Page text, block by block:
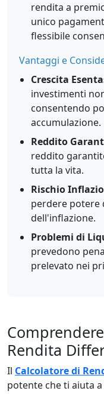
rendita a
unico
flessibile
Vantaggi e
Crescita
investimenti
consentendo
accumulazione.
Reddito
reddito
tutta la vita.
Rischio
perdere potere
dell'inflazione.
Problemi di
prevedono
prelevato nei
Rendita
Il Calcolatore di
potente che ti aiuta